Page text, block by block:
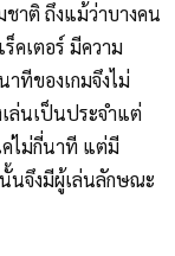
ชาติ ถึงแม้ว่าบางคน
คเตอร์ มีความ
ทีของเกมจึงไม่
ล่นเป็นประจำแต่
ไม่กี่นาที แต่มี
นจึงมีผู้เล่นลักษณะ